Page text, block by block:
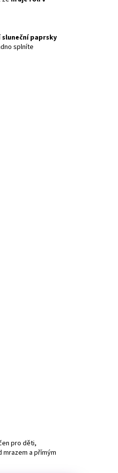
sluneční paprsky
splníte
pro děti,
mrazem a přímým